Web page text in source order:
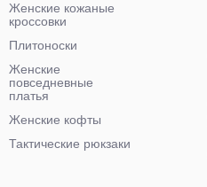
Женские кожаные
кроссовки
Плитоноски
Женские
повседневные
платья
Женские кофты
Тактические рюкзаки